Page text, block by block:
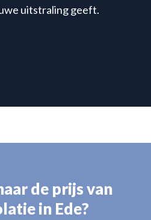
uitstraling geeft.
de prijs van
in Ede?